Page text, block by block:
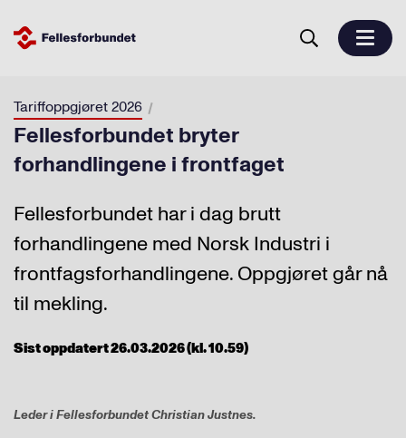
Tariffoppgjøret 2026
Fellesforbundet bryter
forhandlingene i frontfaget
Fellesforbundet har i dag brutt
forhandlingene med Norsk Industri i
frontfagsforhandlingene. Oppgjøret går nå
til mekling.
Sist oppdatert 26.03.2026 (kl. 10.59)
Leder i Fellesforbundet Christian Justnes.